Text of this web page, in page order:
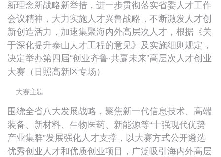
新理念新战略新举措，进一步贯彻落实省委人才工作
会议精神，大力实施人才兴鲁战略，不断激发人才创
新创造活力，加速集聚海内外高层次人才，根据《关
于深化提升泰山人才工程的意见》及实施细则规定，
决定举办第四届“创业齐鲁·共赢未来”高层次人才创业
大赛（日照高新区专场）
大赛主题
围绕全省八大发展战略，聚焦新一代信息技术、高端
装备、新材料、生物医药、新能源等“十强现代优势
产业集群”发展强化人才支撑，以大赛方式公开遴选
优秀创业人才和优质创业项目，广泛吸引海内外高层